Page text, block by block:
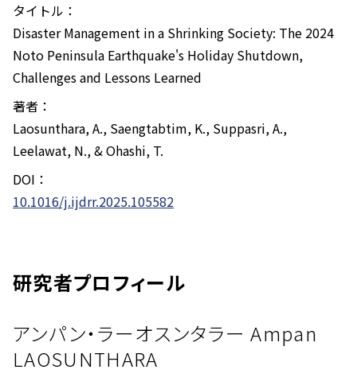
タイトル：
Disaster Management in a Shrinking Society: The 2024
Noto Peninsula Earthquake's Holiday Shutdown,
Challenges and Lessons Learned
著者：
Laosunthara, A., Saengtabtim, K., Suppasri, A.,
Leelawat, N., & Ohashi, T.
DOI：
10.1016/j.ijdrr.2025.105582
研究者プロフィール
アンパン・ラーオスンタラー Ampan
LAOSUNTHARA